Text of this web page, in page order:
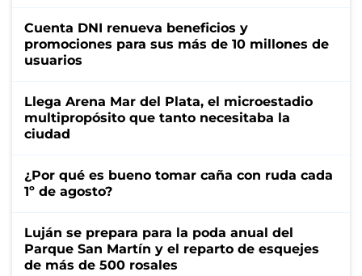
Cuenta DNI renueva beneficios y
promociones para sus más de 10 millones de
usuarios
Llega Arena Mar del Plata, el microestadio
multipropósito que tanto necesitaba la
ciudad
¿Por qué es bueno tomar caña con ruda cada
1º de agosto?
Luján se prepara para la poda anual del
Parque San Martín y el reparto de esquejes
de más de 500 rosales